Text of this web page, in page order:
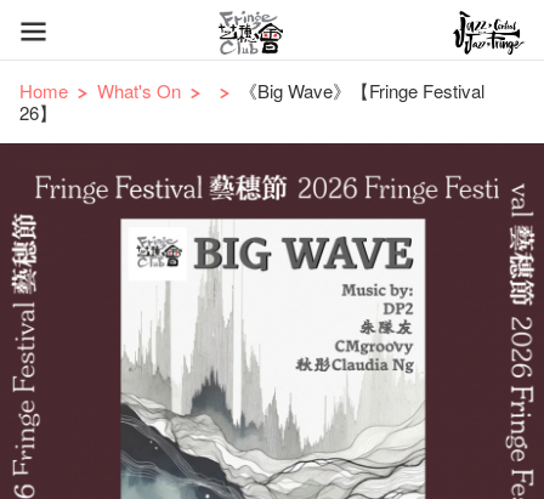
Home What's On
《Big Wave》【Fringe Festival
26】